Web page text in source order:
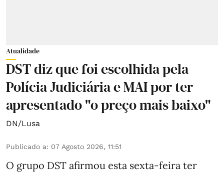
Atualidade
DST diz que foi escolhida pela
Polícia Judiciária e MAI por ter
apresentado "o preço mais baixo"
DN/Lusa
Publicado a: 07 Agosto 2026, 11:51
O grupo DST afirmou esta sexta-feira ter